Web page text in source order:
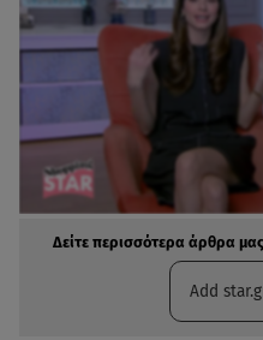
Δείτε περισσότερα άρθρα
Add